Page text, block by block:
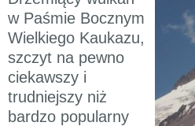
w Paśmie Bocznym
Wielkiego Kaukazu,
szczyt na pewno
ciekawszy i
trudniejszy niż
bardzo popularny